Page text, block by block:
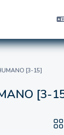
[3-15]
[3-
[3-15]